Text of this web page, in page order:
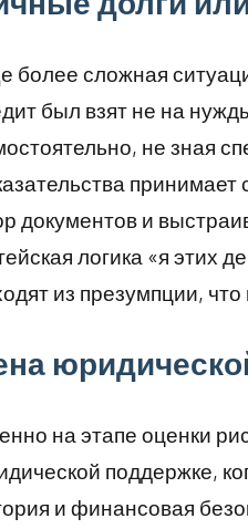
более сложная
был взят не на
не зная
принимает
документов и
логика «я этих
из презумпции,
на этапе оценки
поддержке,
и финансовая